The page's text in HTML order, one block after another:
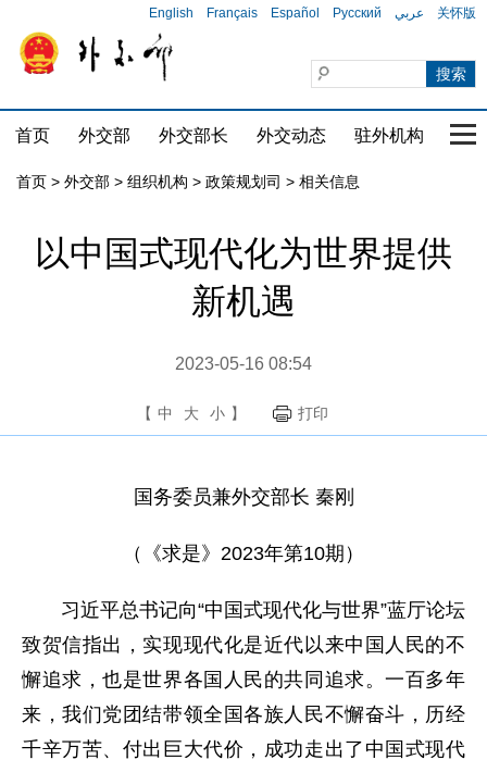
English Français Español Русский عربي 关怀版
首页 外交部 外交部长 外交动态 驻外机构 国
首页 > 外交部 > 组织机构 > 政策规划司 > 相关信息
以中国式现代化为世界提供
新机遇
2023-05-16 08:54
【 中 大 小 】 打印
国务委员兼外交部长 秦刚
（《求是》2023年第10期）
习近平总书记向“中国式现代化与世界”蓝厅论坛
致贺信指出，实现现代化是近代以来中国人民的不
懈追求，也是世界各国人民的共同追求。一百多年
来，我们党团结带领全国各族人民不懈奋斗，历经
千辛万苦、付出巨大代价，成功走出了中国式现代